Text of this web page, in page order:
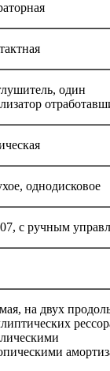
один
однодисковое
с ручным
на двух